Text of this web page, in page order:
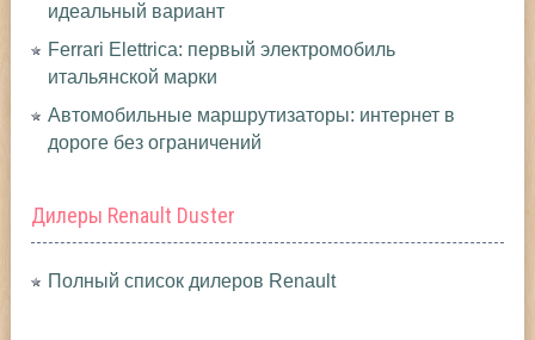
идеальный вариант
Ferrari Elettrica: первый электромобиль
итальянской марки
Автомобильные маршрутизаторы: интернет в
дороге без ограничений
Дилеры Renault Duster
Полный список дилеров Renault